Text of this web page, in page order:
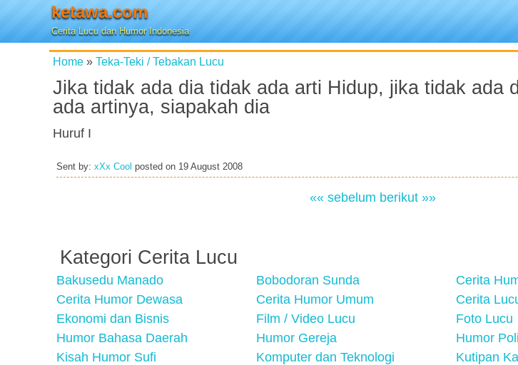
ketawa.com
Cerita Lucu dan Humor Indonesia
Home » Teka-Teki / Tebakan Lucu
Jika tidak ada dia tidak ada arti Hidup, jika tidak ada
ada artinya, siapakah dia
Huruf I
Sent by: xXx Cool posted on 19 August 2008
«« sebelum berikut »»
Kategori Cerita Lucu
Bakusedu Manado Bobodoran Sunda Cerita
Cerita Humor Dewasa
Cerita Humor Umum Cerita
Ekonomi dan Bisnis
Film / Video Lucu Foto Lucu
Humor Bahasa Daerah
Humor Gereja Humor
Kisah Humor Sufi
Komputer dan Teknologi Kutipan